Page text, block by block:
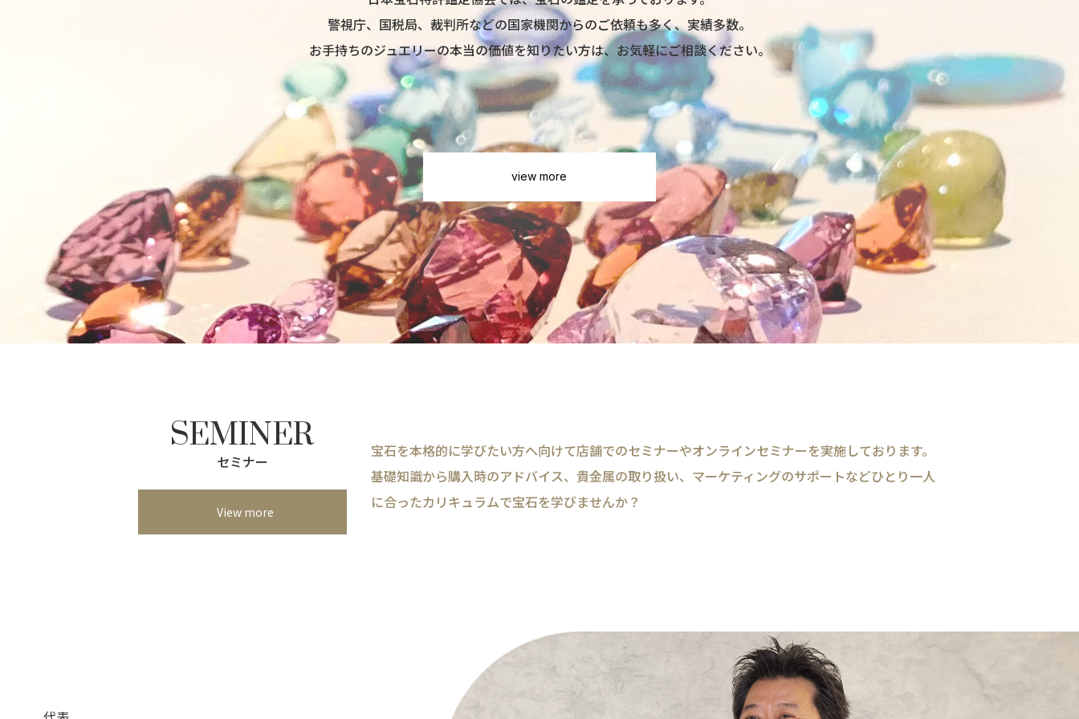
警視庁、国税局、裁判所などの国家機関からのご依頼も多く、実績多数。
お手持ちのジュエリーの本当の価値を知りたい方は、お気軽にご相談ください。
view more
SEMINER
セミナー
View more
宝石を本格的に学びたい方へ向けて​​​​​​​店舗でのセミナーやオンラインセミナーを実施しております。
​​​​​​​基礎知識から購入時のアドバイス、貴金属の取り扱い、マーケティングのサポートなど​​​​​​​ひとり一人
に合ったカリキュラムで宝石を学びませんか？